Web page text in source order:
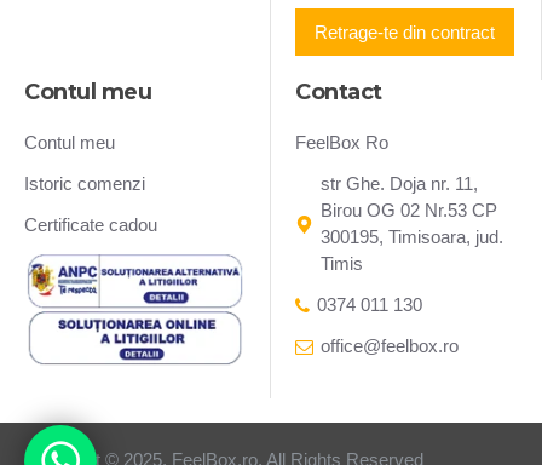
Retrage-te din contract
Contul meu
Contul meu
Istoric comenzi
Certificate cadou
Contact
FeelBox Ro
str Ghe. Doja nr. 11,
Birou OG 02 Nr.53 CP
300195, Timisoara, jud.
Timis
0374 011 130
office@feelbox.ro
Copyright © 2025, FeelBox.ro, All Rights Reserved